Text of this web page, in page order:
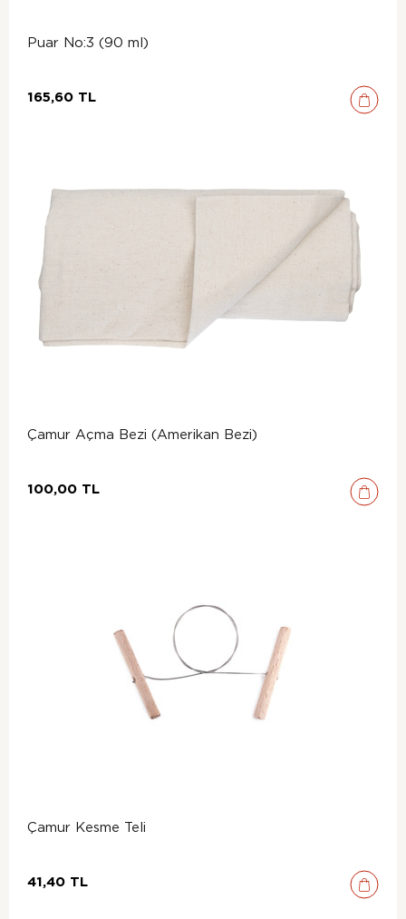
Puar No:3 (90 ml)
165,60 TL
Çamur Açma Bezi (Amerikan Bezi)
100,00 TL
Çamur Kesme Teli
41,40 TL